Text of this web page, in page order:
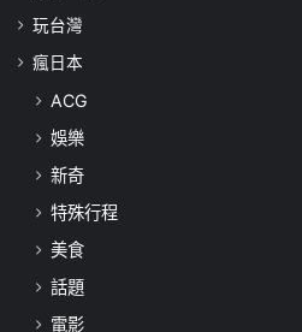
玩台灣
瘋日本
ACG
娛樂
新奇
特殊行程
美食
話題
電影